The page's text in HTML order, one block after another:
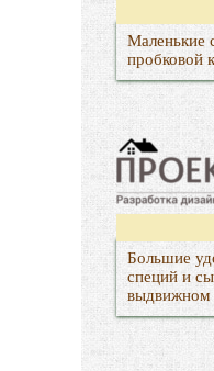
Маленькие
пробковой
Большие
специй и
выдвижном